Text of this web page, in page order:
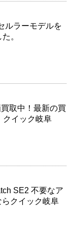
ルラーモデルを
。
取中！最新の買
クイック岐阜
SE2 不要なア
クイック岐阜